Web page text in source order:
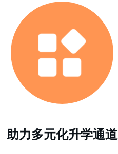
助力多元化升学通道